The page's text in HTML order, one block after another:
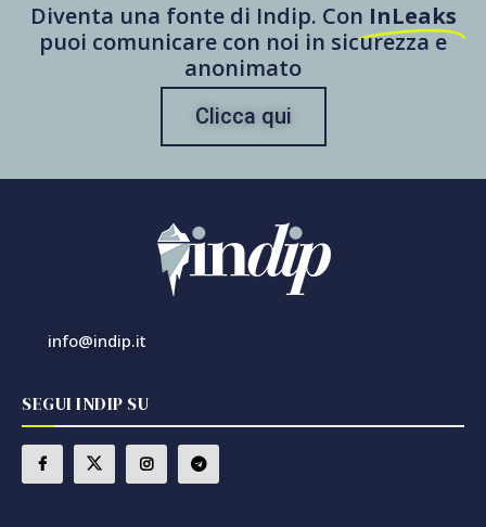
Diventa una fonte di Indip. Con InLeaks
puoi comunicare con noi in sicurezza e
anonimato
Clicca qui
info@indip.it
SEGUI INDIP SU